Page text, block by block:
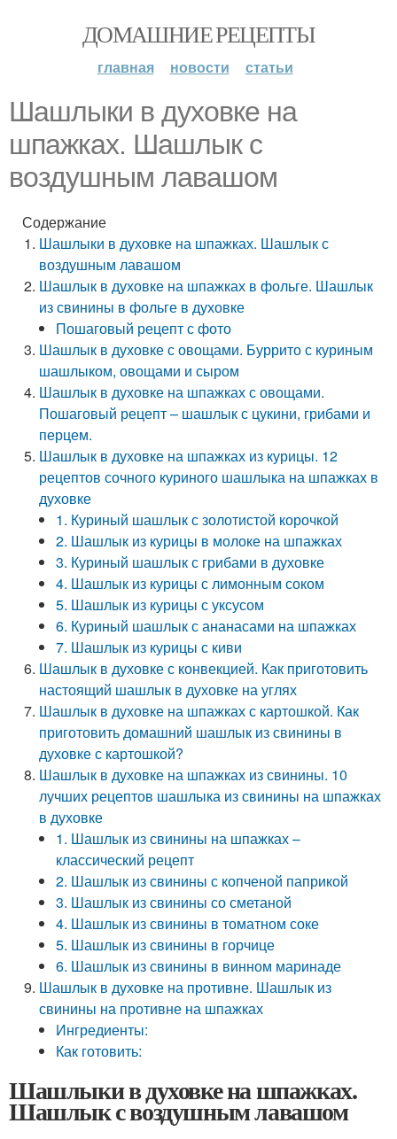
ДОМАШНИЕ РЕЦЕПТЫ
главная новости статьи
Шашлыки в духовке на
шпажках. Шашлык с
воздушным лавашом
Содержание
Шашлыки в духовке на шпажках. Шашлык с
воздушным лавашом
Шашлык в духовке на шпажках в фольге. Шашлык
из свинины в фольге в духовке
Пошаговый рецепт с фото
Шашлык в духовке с овощами. Буррито с куриным
шашлыком, овощами и сыром
Шашлык в духовке на шпажках с овощами.
Пошаговый рецепт – шашлык с цукини, грибами и
перцем.
Шашлык в духовке на шпажках из курицы. 12
рецептов сочного куриного шашлыка на шпажках в
духовке
1. Куриный шашлык с золотистой корочкой
2. Шашлык из курицы в молоке на шпажках
3. Куриный шашлык с грибами в духовке
4. Шашлык из курицы с лимонным соком
5. Шашлык из курицы с уксусом
6. Куриный шашлык с ананасами на шпажках
7. Шашлык из курицы с киви
Шашлык в духовке с конвекцией. Как приготовить
настоящий шашлык в духовке на углях
Шашлык в духовке на шпажках с картошкой. Как
приготовить домашний шашлык из свинины в
духовке с картошкой?
Шашлык в духовке на шпажках из свинины. 10
лучших рецептов шашлыка из свинины на шпажках
в духовке
1. Шашлык из свинины на шпажках –
классический рецепт
2. Шашлык из свинины с копченой паприкой
3. Шашлык из свинины со сметаной
4. Шашлык из свинины в томатном соке
5. Шашлык из свинины в горчице
6. Шашлык из свинины в винном маринаде
Шашлык в духовке на противне. Шашлык из
свинины на противне на шпажках
Ингредиенты:
Как готовить:
Шашлыки в духовке на шпажках.
Шашлык с воздушным лавашом